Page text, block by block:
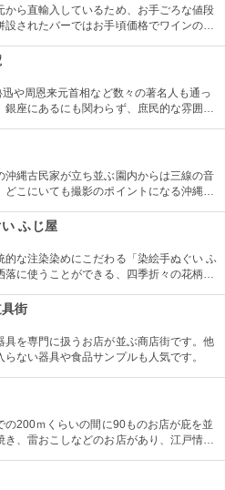
から直輸入しているため、お手ごろな値段
されたバーではお手頃価格でワインのテ
や周恩来元首相など数々の著名人も通っ
座にあるにも関わらず、庶民的な雰囲気
沖縄古民家が立ち並ぶ園内からは三線の音
こにいても撮影のポイントになる沖縄ら
ら良いか迷ってしまう程！沖縄を丸ごと感
ふじ屋
的な注染染めにこだわる「染絵手ぬぐい ふ
落に使うことができる、四季折々の花柄や
ています。
街
具を専門に扱うお店が並ぶ商店街です。他
ない器具や食品サンプルも人気です。
の200ｍくらいの間に90ものお店が庇を並
、雷おこしなどのお店があり、江戸情緒